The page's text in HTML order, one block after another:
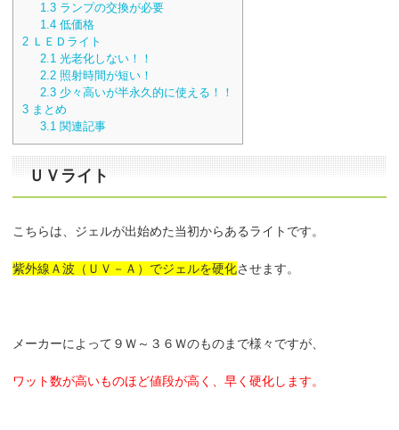
1.3 ランプの交換が必要
1.4 低価格
2 ＬＥＤライト
2.1 光老化しない！！
2.2 照射時間が短い！
2.3 少々高いが半永久的に使える！！
3 まとめ
3.1 関連記事
ＵＶライト
こちらは、ジェルが出始めた当初からあるライトです。
紫外線Ａ波（ＵＶ－Ａ）でジェルを硬化させます。
メーカーによって９Ｗ～３６Ｗのものまで様々ですが、
ワット数が高いものほど値段が高く、早く硬化します。